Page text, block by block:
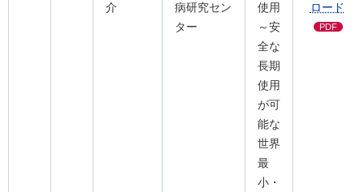
介
病研究セン
ター
使用
～安
全な
長期
使用
が可
能な
世界
最
小・
ロード
PDF